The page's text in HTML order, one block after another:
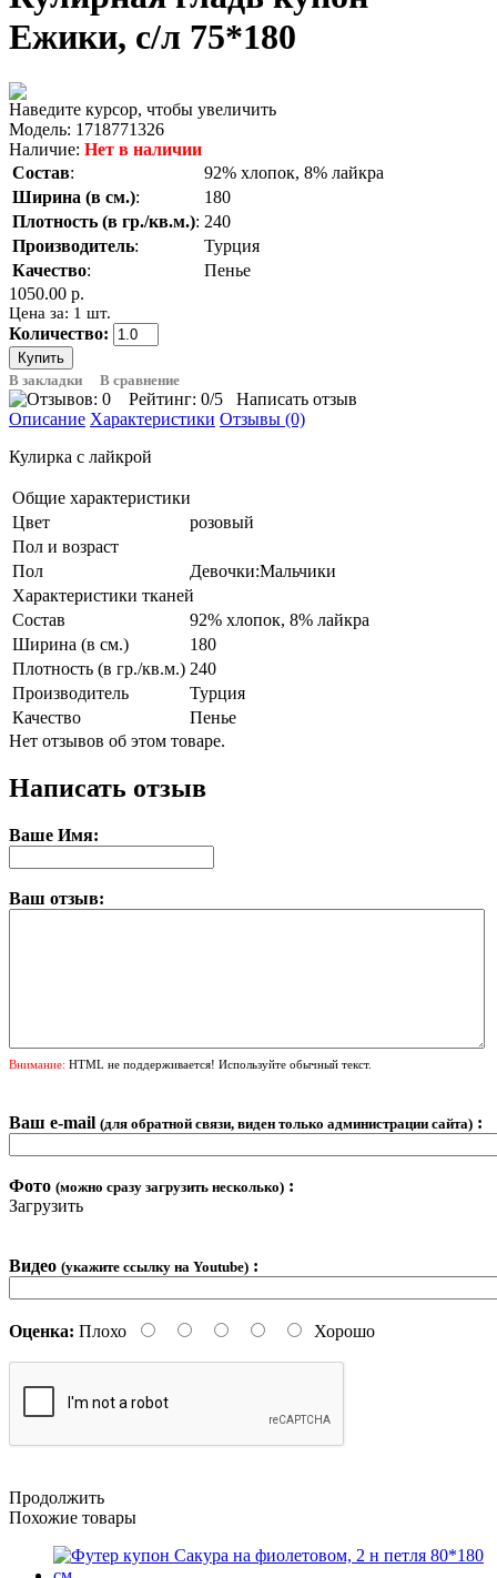
Ежики, с/л 75*180
Наведите курсор, чтобы увеличить
Модель: 1718771326
Наличие: Нет в наличии
Состав:
92% хлопок, 8% лайкра
Ширина (в см.):
180
Плотность (в гр./кв.м.): 240
Производитель:
Турция
Качество:
Пенье
1050.00 р.
Цена за: 1 шт.
Количество:
В закладки В сравнение
Рейтинг: 0/5
Написать отзыв
Описание Характеристики Отзывы (0)
Кулирка с лайкрой
Общие характеристики
Цвет
розовый
Пол и возраст
Пол
Девочки:Мальчики
Характеристики тканей
Состав
92% хлопок, 8% лайкра
Ширина (в см.)
180
Плотность (в гр./кв.м.) 240
Производитель
Турция
Качество
Пенье
Нет отзывов об этом товаре.
Написать отзыв
Ваше Имя:
Ваш отзыв:
Внимание: HTML не поддерживается! Используйте обычный текст.
Ваш e-mail (для обратной связи, виден только администрации сайта) :
Фото (можно сразу загрузить несколько) :
Загрузить
Видео (укажите ссылку на Youtube) :
Оценка: Плохо Хорошо
Продолжить
Похожие товары